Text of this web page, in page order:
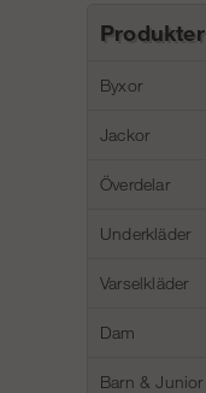
Produkter
Byxor
Jackor
Överdelar
Underkläder
Varselkläder
Dam
Barn & Junior